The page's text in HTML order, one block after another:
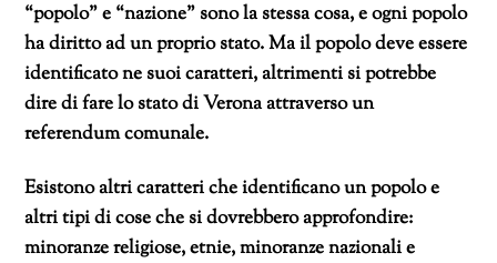
“popolo” e “nazione” sono la stessa cosa, e ogni popolo
ha diritto ad un proprio stato. Ma il popolo deve essere
identificato ne suoi caratteri, altrimenti si potrebbe
dire di fare lo stato di Verona attraverso un
referendum comunale.
Esistono altri caratteri che identificano un popolo e
altri tipi di cose che si dovrebbero approfondire:
minoranze religiose, etnie, minoranze nazionali e